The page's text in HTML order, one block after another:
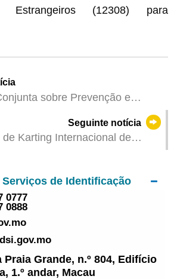
Estrangeiros (12308) para
sobre Prevenção e
de Prémios aos Casos de
Suspeitas de Relevo”
de Polícia Unitários
Seguinte notícia
de Karting Internacional de
nesta e na próxima semana
de Identificação
0777
0888
Praia Grande, n.º 804, Edifício
1.º andar, Macau